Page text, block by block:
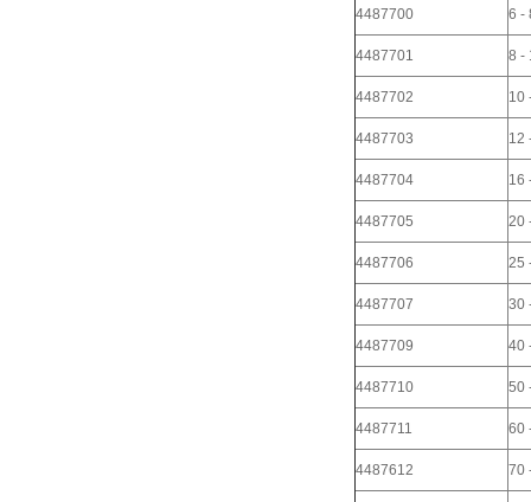
4487700
6 -
4487701 8 -
4487702 10
4487703 12
4487704 16
4487705 20
4487706 25
4487707 30
4487709 40
4487710 50
4487711 60
4487612 70